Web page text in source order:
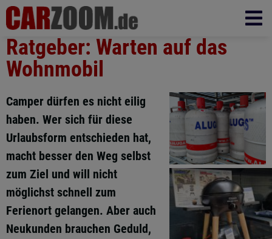
Ratgeber: Warten auf das
Wohnmobil
Camper dürfen es nicht eilig
haben. Wer sich für diese
Urlaubsform entschieden hat,
macht besser den Weg selbst
zum Ziel und will nicht
möglichst schnell zum
Ferienort gelangen. Aber auch
Neukunden brauchen Geduld,